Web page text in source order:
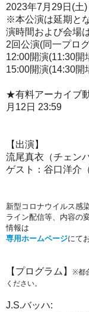
2023年7月29日(土)
※本公演は延期と
演時間および会場
2回公演(同一プロ
12:00開演(11:30開
15:00開演(14:30開
★有料アーカイブ
月12日 23:59
【出演】
流尾真衣（チェン
ゲスト：谷口洋介
新型コロナウイルス感
ライン配信等、内容の
情報は
専用ホームページにて
【プログラム】
※都
ください。
J.S.バッハ: